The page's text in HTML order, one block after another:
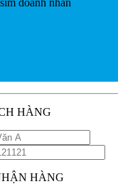
HÀNG
HÀNG